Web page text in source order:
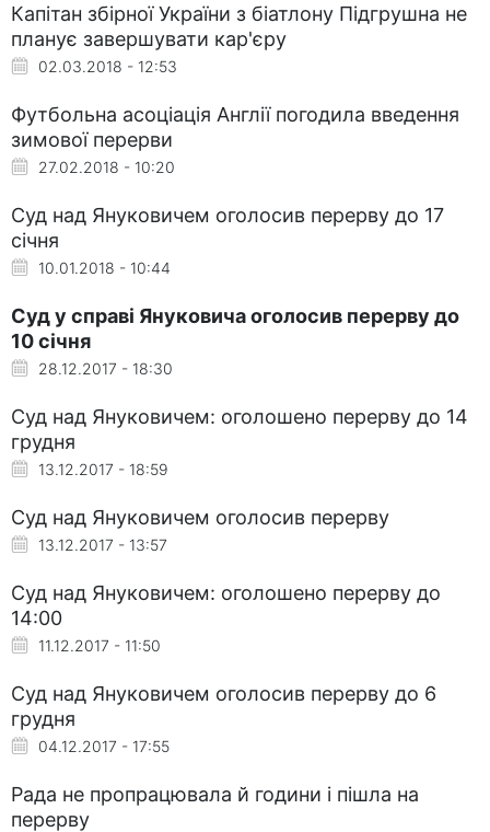
Капітан збірної України з біатлону Підгрушна не
планує завершувати кар'єру
02.03.2018 - 12:53
Футбольна асоціація Англії погодила введення
зимової перерви
27.02.2018 - 10:20
Суд над Януковичем оголосив перерву до 17
січня
10.01.2018 - 10:44
Суд у справі Януковича оголосив перерву до
10 січня
28.12.2017 - 18:30
Суд над Януковичем: оголошено перерву до 14
грудня
13.12.2017 - 18:59
Суд над Януковичем оголосив перерву
13.12.2017 - 13:57
Суд над Януковичем: оголошено перерву до
14:00
11.12.2017 - 11:50
Суд над Януковичем оголосив перерву до 6
грудня
04.12.2017 - 17:55
Рада не пропрацювала й години і пішла на
перерву